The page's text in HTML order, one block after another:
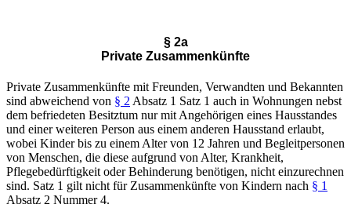
§ 2a
Private Zusammenkünfte
Private Zusammenkünfte mit Freunden, Verwandten und Bekannten
sind abweichend von § 2 Absatz 1 Satz 1 auch in Wohnungen nebst
dem befriedeten Besitztum nur mit Angehörigen eines Hausstandes
und einer weiteren Person aus einem anderen Hausstand erlaubt,
wobei Kinder bis zu einem Alter von 12 Jahren und Begleitpersonen
von Menschen, die diese aufgrund von Alter, Krankheit,
Pflegebedürftigkeit oder Behinderung benötigen, nicht einzurechnen
sind. Satz 1 gilt nicht für Zusammenkünfte von Kindern nach § 1
Absatz 2 Nummer 4.